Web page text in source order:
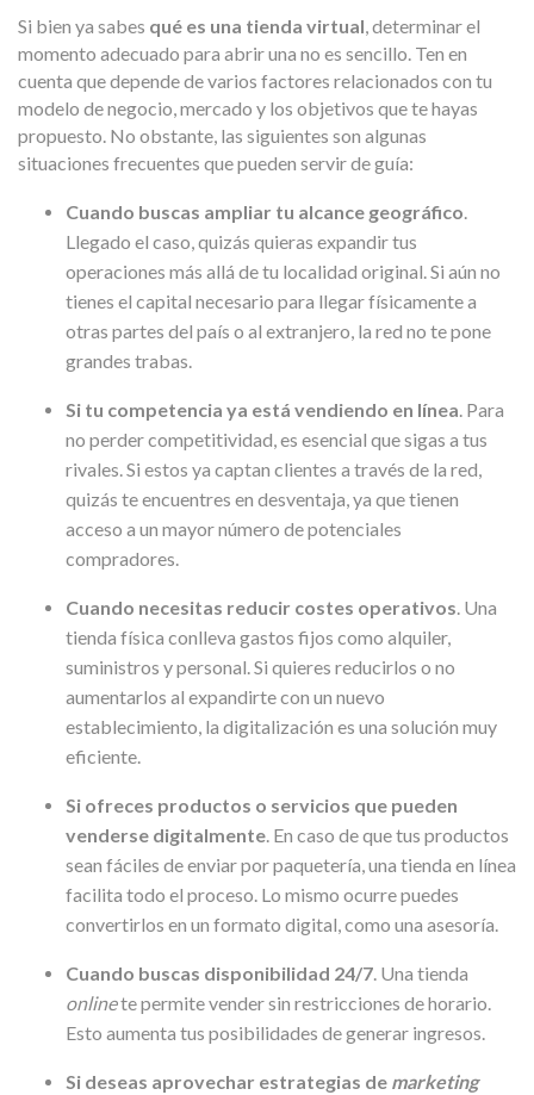
Si bien ya sabes qué es una tienda virtual, determinar el
momento adecuado para abrir una no es sencillo. Ten en
cuenta que depende de varios factores relacionados con tu
modelo de negocio, mercado y los objetivos que te hayas
propuesto. No obstante, las siguientes son algunas
situaciones frecuentes que pueden servir de guía:
Cuando buscas ampliar tu alcance geográfico.
Llegado el caso, quizás quieras expandir tus
operaciones más allá de tu localidad original. Si aún no
tienes el capital necesario para llegar físicamente a
otras partes del país o al extranjero, la red no te pone
grandes trabas.
Si tu competencia ya está vendiendo en línea. Para
no perder competitividad, es esencial que sigas a tus
rivales. Si estos ya captan clientes a través de la red,
quizás te encuentres en desventaja, ya que tienen
acceso a un mayor número de potenciales
compradores.
Cuando necesitas reducir costes operativos. Una
tienda física conlleva gastos fijos como alquiler,
suministros y personal. Si quieres reducirlos o no
aumentarlos al expandirte con un nuevo
establecimiento, la digitalización es una solución muy
eficiente.
Si ofreces productos o servicios que pueden
venderse digitalmente. En caso de que tus productos
sean fáciles de enviar por paquetería, una tienda en línea
facilita todo el proceso. Lo mismo ocurre puedes
convertirlos en un formato digital, como una asesoría.
Cuando buscas disponibilidad 24/7. Una tienda
onlinete permite vender sin restricciones de horario.
Esto aumenta tus posibilidades de generar ingresos.
Si deseas aprovechar estrategias de marketing